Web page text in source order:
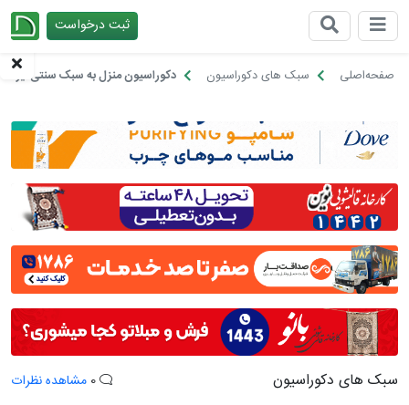
ثبت درخواست
صفحه‌اصلی سبک های دکوراسیون دکوراسیون منزل به سبک سنتی ایرانی، 20 ترفند
سبک های دکوراسیون مشاهده نظرات